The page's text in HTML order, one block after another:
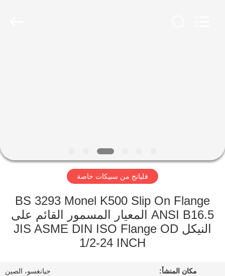
جولة
في
مراقبة
الجودة
فليانج من سبيكات خاصة
BS 3293 Monel K500 Slip On Flange
ANSI B16.5 المعيار المسمور القائم على
النيكل JIS ASME DIN ISO Flange OD
1/2-24 INCH
مكان المنشأ: جيانغسو، الصين